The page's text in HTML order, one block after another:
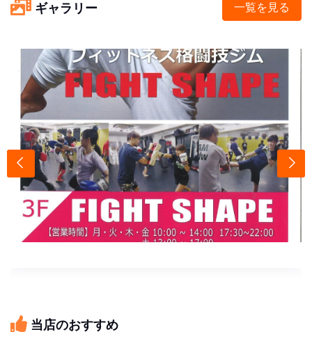
ギャラリー 一覧を見る
当店のおすすめ